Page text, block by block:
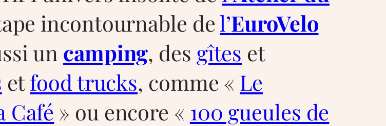
incontournable de l’EuroVelo
un camping, des gîtes et
etfood trucks, comme « Le
Café » ou encore « 100 gueules de